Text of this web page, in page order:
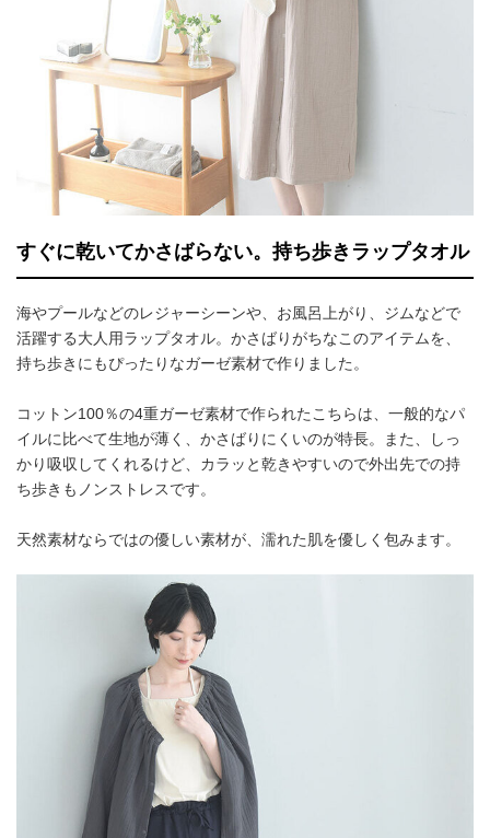
すぐに乾いてかさばらない。持ち歩きラップタオル
海やプールなどのレジャーシーンや、お風呂上がり、ジムなどで
活躍する大人用ラップタオル。かさばりがちなこのアイテムを、
持ち歩きにもぴったりなガーゼ素材で作りました。
コットン100％の4重ガーゼ素材で作られたこちらは、一般的なパ
イルに比べて生地が薄く、かさばりにくいのが特長。また、しっ
かり吸収してくれるけど、カラッと乾きやすいので外出先での持
ち歩きもノンストレスです。
天然素材ならではの優しい素材が、濡れた肌を優しく包みます。